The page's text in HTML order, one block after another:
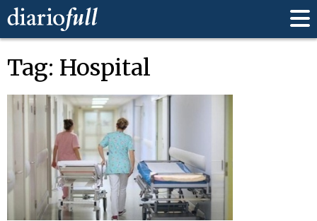
Tag: Hospital